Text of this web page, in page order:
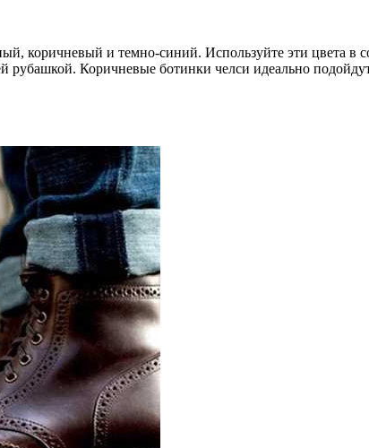
коричневый и темно-синий. Используйте эти цвета в
Коричневые ботинки челси идеально